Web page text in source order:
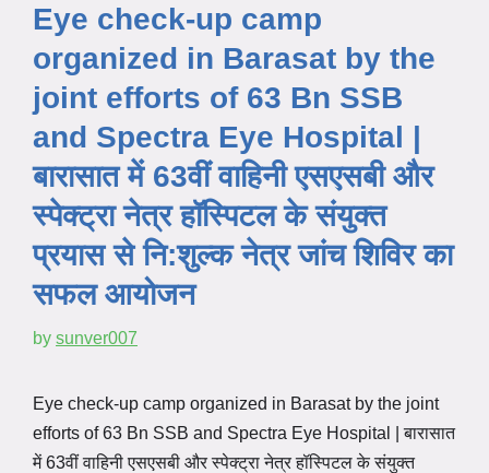
Eye check-up camp
organized in Barasat by the
joint efforts of 63 Bn SSB
and Spectra Eye Hospital |
बारासात में 63वीं वाहिनी एसएसबी और
स्पेक्ट्रा नेत्र हॉस्पिटल के संयुक्त
प्रयास से नि:शुल्क नेत्र जांच शिविर का
सफल आयोजन
by sunver007
Eye check-up camp organized in Barasat by the joint
efforts of 63 Bn SSB and Spectra Eye Hospital | बारासात
में 63वीं वाहिनी एसएसबी और स्पेक्ट्रा नेत्र हॉस्पिटल के संयुक्त